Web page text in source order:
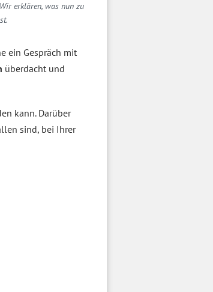
erklären, was nun zu
ein Gespräch mit
überdacht und
kann. Darüber
sind, bei Ihrer